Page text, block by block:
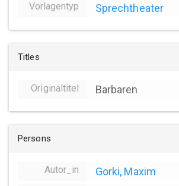
Vorlagentyp Sprechtheater
Titles
Originaltitel Barbaren
Persons
Autor_in Gorki, Maxim